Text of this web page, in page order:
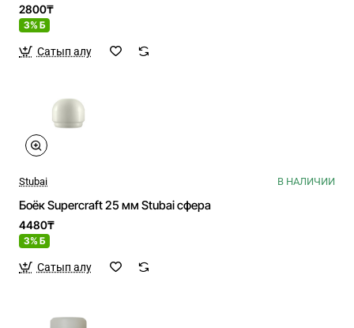
2800₸
3% Б
Сатып алу
Stubai В НАЛИЧИИ
Боёк Supercraft 25 мм Stubai сфера
4480₸
3% Б
Сатып алу